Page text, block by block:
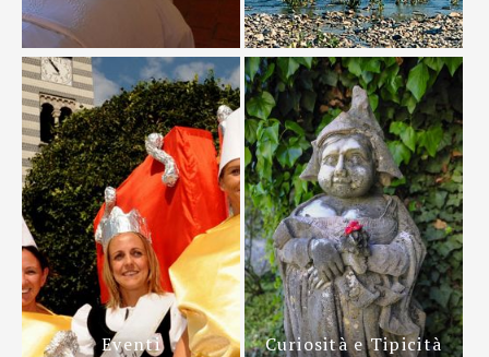
Eventi Curiosità e Tipicità